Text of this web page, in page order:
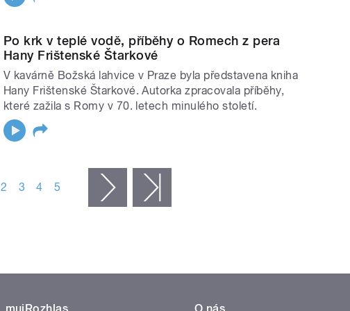
Po krk v teplé vodě, příběhy o Romech z pera
Hany Frištenské Štarkové
V kavárně Božská lahvice v Praze byla představena kniha
Hany Frištenské Štarkové. Autorka zpracovala příběhy,
které zažila s Romy v 70. letech minulého století.
2 3 4 5 následující ›